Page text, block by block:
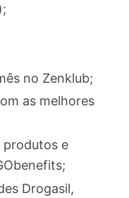
no Zenklub;
as melhores
produtos e
Drogasil,